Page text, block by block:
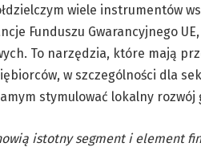
wiele instrumentów
Funduszu Gwarancyjnego
To narzędzia, które mają
w szczególności dla
stymulować lokalny rozwój
istotny segment i element